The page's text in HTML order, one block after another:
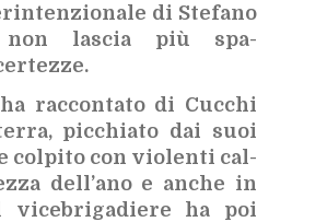
di Ste­fa­no
non la­scia più spa­
rac­con­ta­to di Cuc­chi
pic­chia­to dai suoi
col­pi­to con vio­len­ti cal­
del­l’a­no e an­che in
vi­ce­bri­ga­die­re ha poi